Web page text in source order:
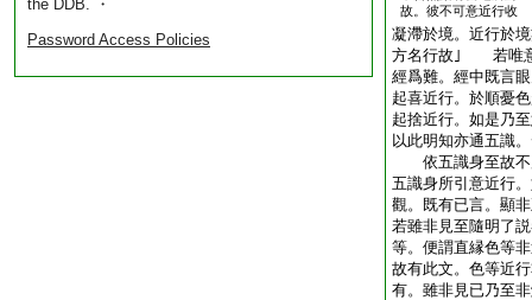
the DDB. ・
Password Access Policies
故。彼不可意近行收
凝滯於境。近行於
方名行故｣ 若唯意
經爲難。經中既言
起喜近行。於順憂
起捨近行。如是乃
以此明知亦通五識
依五識身至故不
五識身所引意近行
觀。既有已言。顯
若雖非見至隨明了
等。便謂直縁色等
故有此文。色等近
有。雖非見已乃至